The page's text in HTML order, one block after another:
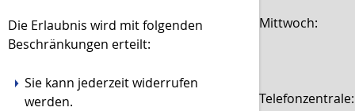
Die Erlaubnis wird mit folgenden
Beschränkungen erteilt:
Sie kann jederzeit widerrufen
werden.
Mittwoch: